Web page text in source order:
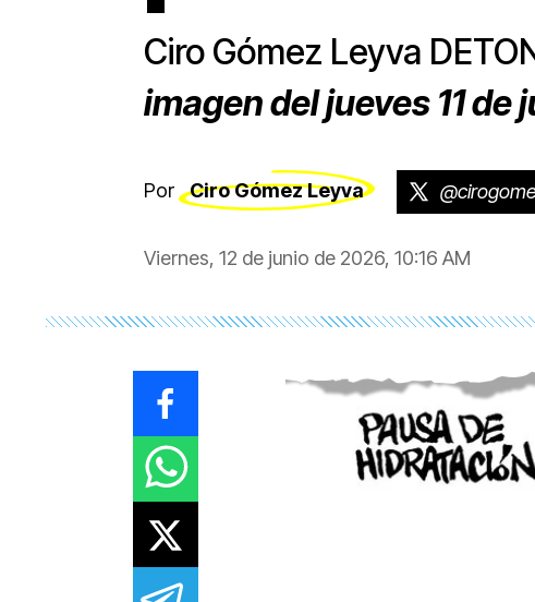
Ciro Gómez Leyva
imagen del jueves 11 de
Por Ciro Gómez Leyva
Viernes, 12 de junio de 2026, 10:16 AM